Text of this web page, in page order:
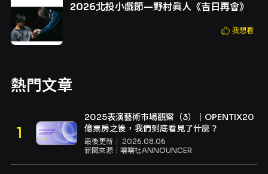
2026北投小戲節—野村眞人《吉日再會》
我想看
熱門文章
2025表演藝術市場觀察（3）｜OPENTIX20
億票房之後，我們到底看見了什麼？
最後更新｜ 2026.08.06
新聞來源｜ 嚷嚷社ANNOUNCER